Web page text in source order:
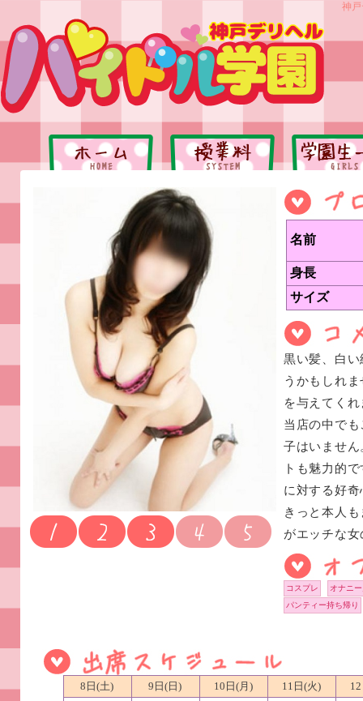
神
名前
身長
サイズ
黒い髪、白
うかもしれ
を与えてく
当店の中で
子はいませ
トも魅力的
に対する好
きっと本人
がエッチな
コスプレ
オナニ
パンティー持ち帰り
8日(土) 9日(日) 10日(月) 11日(火)